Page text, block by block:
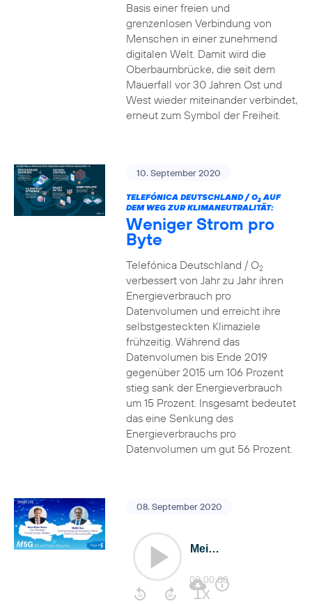
Basis einer freien und
grenzenlosen Verbindung von
Menschen in einer zunehmend
digitalen Welt. Damit wird die
Oberbaumbrücke, die seit dem
Mauerfall vor 30 Jahren Ost und
West wieder miteinander verbindet,
erneut zum Symbol der Freiheit.
10. September 2020
TELEFÓNICA DEUTSCHLAND / O2AUF
DEM WEG ZUR KLIMANEUTRALITÄT:
Weniger Strom pro
Byte
Telefónica Deutschland / O2
verbessert von Jahr zu Jahr ihren
Energieverbrauch pro
Datenvolumen und erreicht ihre
selbstgesteckten Klimaziele
frühzeitig. Während das
Datenvolumen bis Ende 2019
gegenüber 2015 um 106 Prozent
stieg sank der Energieverbrauch
um 15 Prozent. Insgesamt bedeutet
das eine Senkung des
Energieverbrauchs pro
Datenvolumen um gut 56 Prozent.
08. September 2020